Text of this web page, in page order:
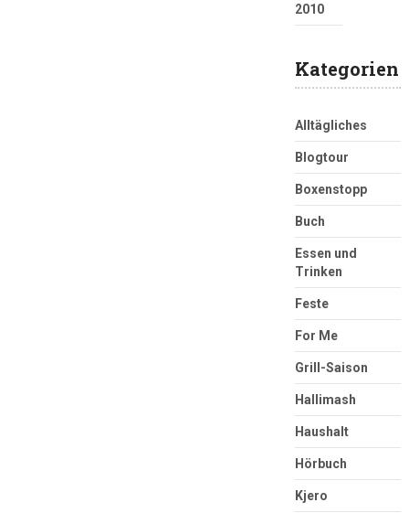
2010
Kategorien
Alltägliches
Blogtour
Boxenstopp
Buch
Essen und
Trinken
Feste
For Me
Grill-Saison
Hallimash
Haushalt
Hörbuch
Kjero